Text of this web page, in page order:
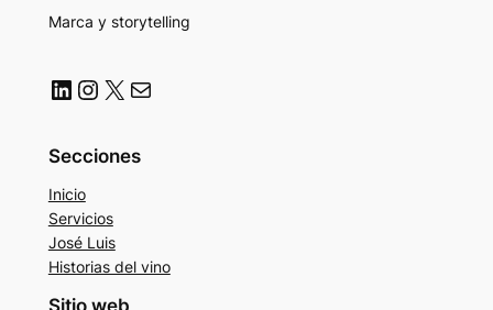
Marca y storytelling
LinkedIn Instagram X Correo electrónico
Secciones
Inicio
Servicios
José Luis
Historias del vino
Sitio web